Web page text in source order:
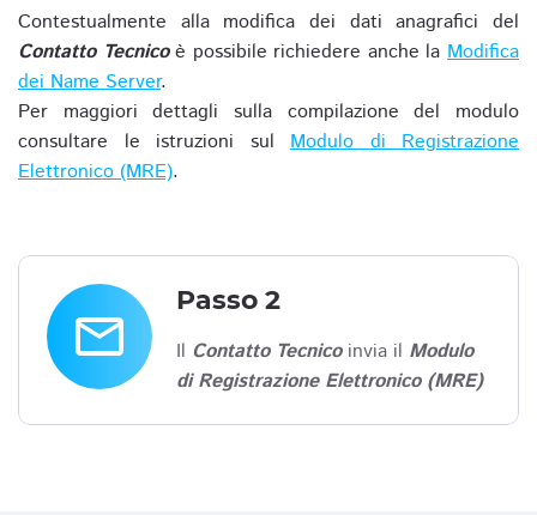
Contestualmente alla modifica dei dati anagrafici del
Contatto Tecnicoè possibile richiedere anche laModifica
dei Name Server.
Per maggiori dettagli sulla compilazione del modulo
consultare le istruzioni sul Modulo di Registrazione
Elettronico (MRE).
email
Passo 2
Il Contatto Tecnicoinvia il Modulo
di Registrazione Elettronico (MRE)